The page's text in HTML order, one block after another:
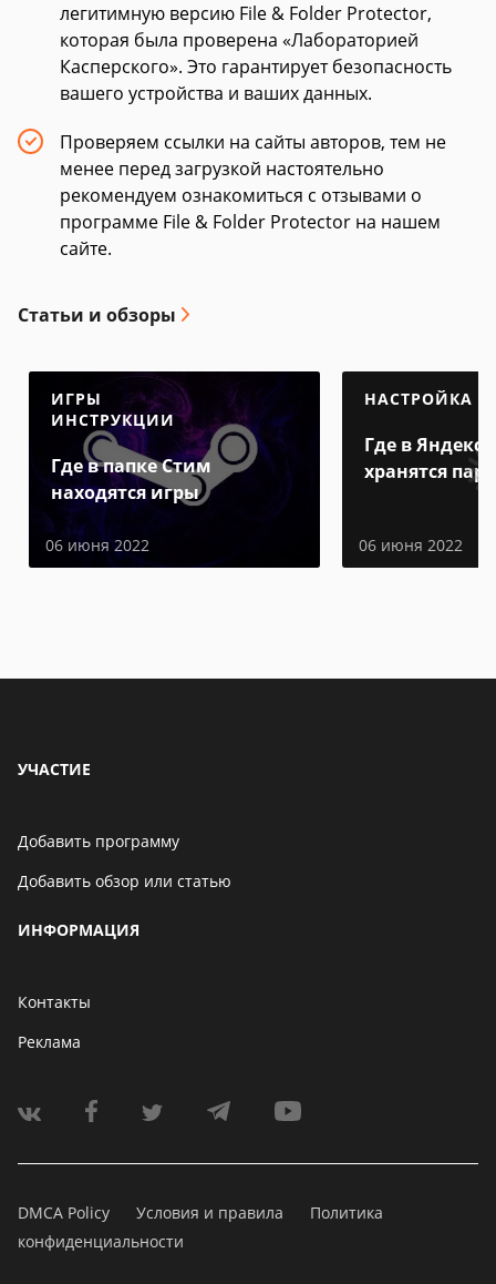
легитимную версию File & Folder Protector,
которая была проверена «Лабораторией
Касперского». Это гарантирует безопасность
вашего устройства и ваших данных.
Проверяем ссылки на сайты авторов, тем не
менее перед загрузкой настоятельно
рекомендуем ознакомиться с отзывами о
программе File & Folder Protector на нашем
сайте.
Статьи и обзоры
ИГРЫ
ИНСТРУКЦИИ
Где в папке Стим
находятся игры
06 июня 2022
НАСТРОЙКА
Где в Яндекс
хранятся
06 июня 2022
УЧАСТИЕ
Добавить программу
Добавить обзор или статью
ИНФОРМАЦИЯ
Контакты
Реклама
DMCA Policy Условия и правила
Политика
конфиденциальности